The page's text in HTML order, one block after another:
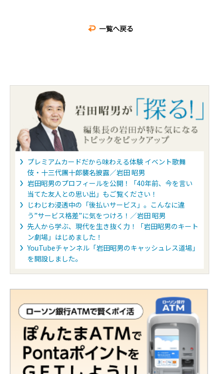
プレミアムカードだから味わえる体験 イベント歌舞
伎・十三代團十郎襲名披露／岩田 昭男
岩田昭男のプロフィールを公開！「40年前、今を言い
当てた友人との思い出」もご覧ください！
じわじわ浸透中の「後払いサービス」。こんなに違
う”サービス格差”に気をつけろ！／岩田 昭男
先人から学ぶ、現代を生き抜く力！「岩田昭男のキート
ン劇場」はじめました！
YouTubeチャンネル「岩田昭男のキャッシュレス道場」
を開設しました。